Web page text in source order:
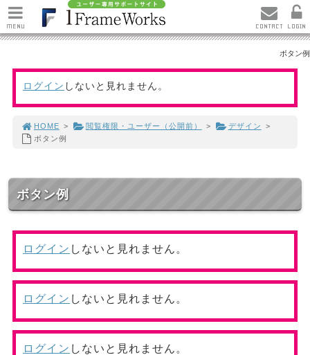
ボタン例
ログイン しないと見れません。
HOME > 閲覧権限・ユーザー（公開前） > デザイン
>
ボタン例
ボタン例
ログイン しないと見れません。
ログイン しないと見れません。
ログイン しないと見れません。
MENU LOGIN
CONTACT